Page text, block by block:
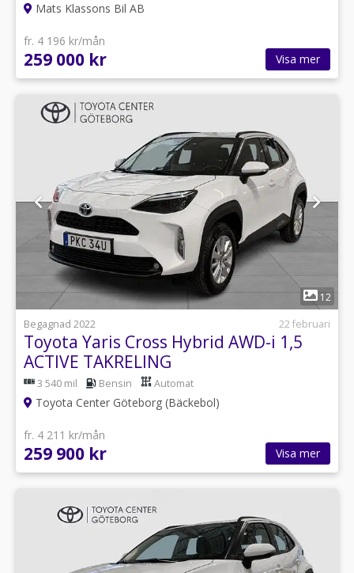
Mats Klassons Bil AB
fr. 4 196 kr/mån
259 000 kr Visa mer
1
12
Begagnad 2022
22 februari
Toyota Yaris Cross Hybrid AWD-i 1,5
ACTIVE TAKRELING
3 540 mil Bensin Automat
Toyota Center Göteborg (Bäckebol)
fr. 4 211 kr/mån
259 900 kr Visa mer